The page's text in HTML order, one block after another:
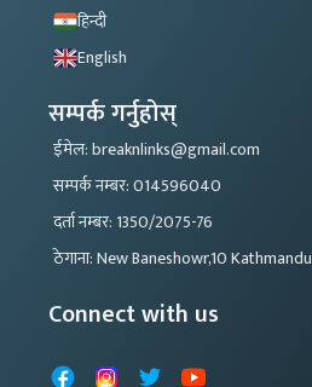
हिन्दी
English
सम्पर्क गर्नुहोस्
ईमेल: breaknlinks@gmail.com
सम्पर्क नम्बर: 014596040
दर्ता नम्बर: 1350/2075-76
ठेगाना: New Baneshowr,10 Kathmandu
Connect with us
FacebookInstagram
X YouTube